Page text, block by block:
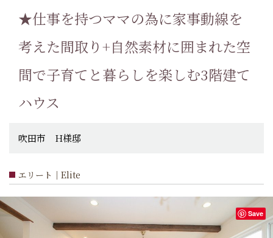
★仕事を持つママの為に家事動線を
考えた間取り+自然素材に囲まれた空
間で子育てと暮らしを楽しむ3階建て
ハウス
吹田市 H様邸
エリート｜Elite
Save